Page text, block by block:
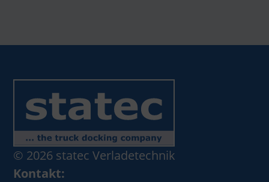
© 2026 statec Verladetechnik
Kontakt: